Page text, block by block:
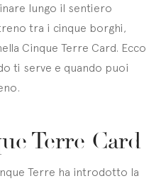
lungo il sentiero
tra i cinque borghi,
Cinque Terre Card. Ecco
ti serve e quando puoi
Terre Card
Terre ha introdotto la